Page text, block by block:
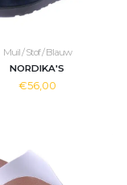
Muil / Stof / Blauw
NORDIKA'S
€56,00